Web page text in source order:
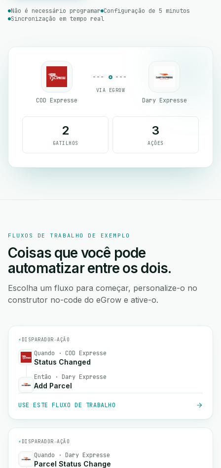
Não é necessário programar Configuração de 5 minutos
Sincronização em tempo real
COD Expresse
VIA EGROW
Dary Expresse
2
GATILHOS
3
AÇÕES
FLUXOS DE TRABALHO DE EXEMPLO
Coisas que você pode
automatizar entre os dois.
Escolha um fluxo para começar, personalize-o no
construtor no-code do eGrow e ative-o.
⚡ DISPARADOR→AÇÃO
Quando · COD Expresse
Status Changed
Então · Dary Expresse
Add Parcel
USE ESTE FLUXO DE TRABALHO
⚡ DISPARADOR→AÇÃO
Quando · Dary Expresse
Parcel Status Change